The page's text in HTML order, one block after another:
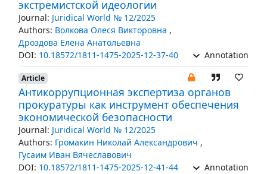
экстремистской идеологии
Journal: Juridical World № 12/2025
Authors: Волкова Олеся Викторовна ,
Дроздова Елена Анатольевна
DOI: 10.18572/1811-1475-2025-12-37-40 Annotation
Article
Антикоррупционная экспертиза органов
прокуратуры как инструмент обеспечения
экономической безопасности
Journal: Juridical World № 12/2025
Authors: Громакин Николай Александрович ,
Гусаим Иван Вячеславович
DOI: 10.18572/1811-1475-2025-12-41-44 Annotation